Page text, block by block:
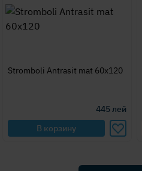
Stromboli Antrasit mat 60x120
445лей
В корзину